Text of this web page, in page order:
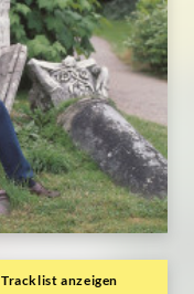
Tracklist anzeigen